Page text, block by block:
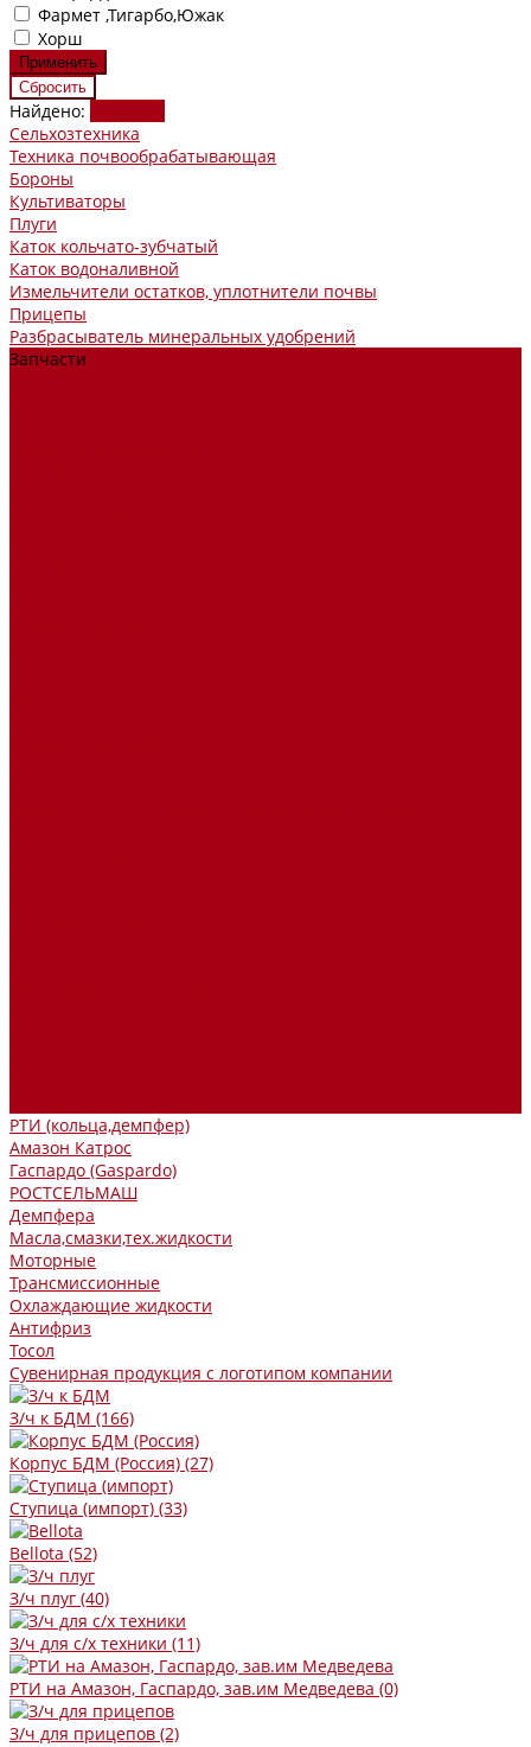
Фармет ,Тигарбо,Южак
Хорш
Найдено:
Сельхозтехника
Техника почвообрабатывающая
Бороны
Культиваторы
Плуги
Каток кольчато-зубчатый
Каток водоналивной
Измельчители остатков, уплотнители почвы
Прицепы
Разбрасыватель минеральных удобрений
Запчасти
РТИ (кольца,демпфер)
Амазон Катрос
Гаспардо (Gaspardo)
РОСТСЕЛЬМАШ
Демпфера
Масла,смазки,тех.жидкости
Моторные
Трансмиссионные
Охлаждающие жидкости
Антифриз
Тосол
Сувенирная продукция с логотипом компании
З/ч к БДМ (166)
Корпус БДМ (Россия) (27)
Ступица (импорт) (33)
Bellota (52)
З/ч плуг (40)
З/ч для с/х техники (11)
РТИ на Амазон, Гаспардо, зав.им Медведева (0)
З/ч для прицепов (2)